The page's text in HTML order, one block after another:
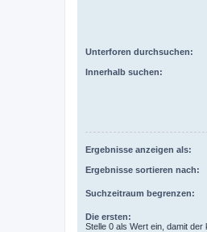
Unterforen durchsuchen:
Innerhalb suchen:
Ergebnisse anzeigen als:
Ergebnisse sortieren nach:
Suchzeitraum begrenzen:
Die ersten:
Stelle 0 als Wert ein, damit der